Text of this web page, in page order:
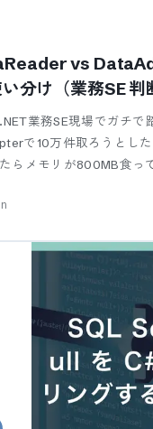
vs
分け（業務SE 判
業務SE現場でガチで
で10万件取ろうとし
らメモリが800MB食っ